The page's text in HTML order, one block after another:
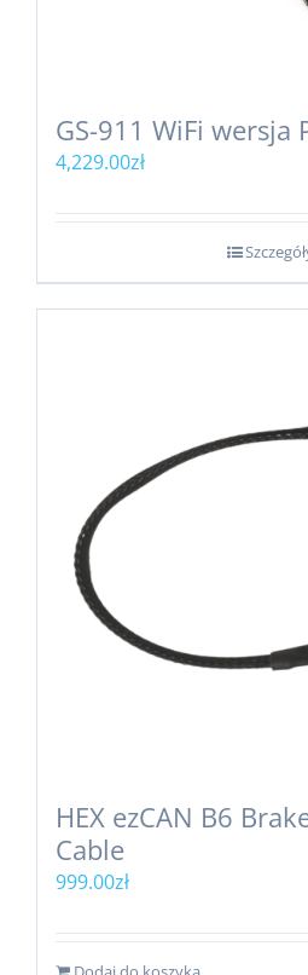
GS-911 WiFi wersja
4,229.00zł
HEX ezCAN B6
Cable
999.00zł